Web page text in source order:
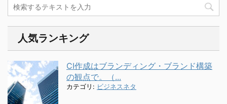
人気ランキング
CI作成はブランディング・ブランド構築
の観点で。（...
カテゴリ: ビジネスネタ